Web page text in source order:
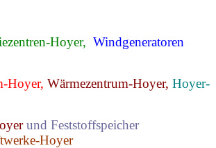
Hoyer, Windgeneratoren
Hoyer, Wärmezentrum-Hoyer, Hoyer-
und Feststoffspeicher
Hoyer